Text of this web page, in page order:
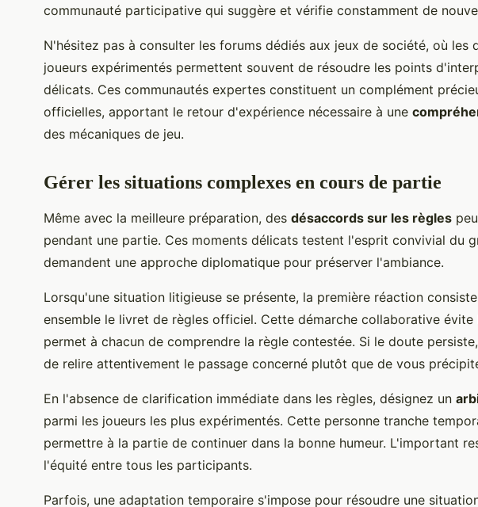
communauté participative qui suggère et vérifie constamment de
N'hésitez pas à consulter les forums dédiés aux jeux de société, où les
joueurs expérimentés permettent souvent de résoudre les points
délicats. Ces communautés expertes constituent un complément
officielles, apportant le retour d'expérience nécessaire à une
des mécaniques de jeu.
Gérer les situations complexes en cours de partie
Même avec la meilleure préparation, des désaccords sur les règles
pendant une partie. Ces moments délicats testent l'esprit convivial du
demandent une approche diplomatique pour préserver l'ambiance.
Lorsqu'une situation litigieuse se présente, la première réaction
ensemble le livret de règles officiel. Cette démarche collaborative évite
permet à chacun de comprendre la règle contestée. Si le doute
de relire attentivement le passage concerné plutôt que de vous
En l'absence de clarification immédiate dans les règles, désignez un
parmi les joueurs les plus expérimentés. Cette personne tranche
permettre à la partie de continuer dans la bonne humeur. L'important
l'équité entre tous les participants.
Parfois, une adaptation temporaire s'impose pour résoudre une